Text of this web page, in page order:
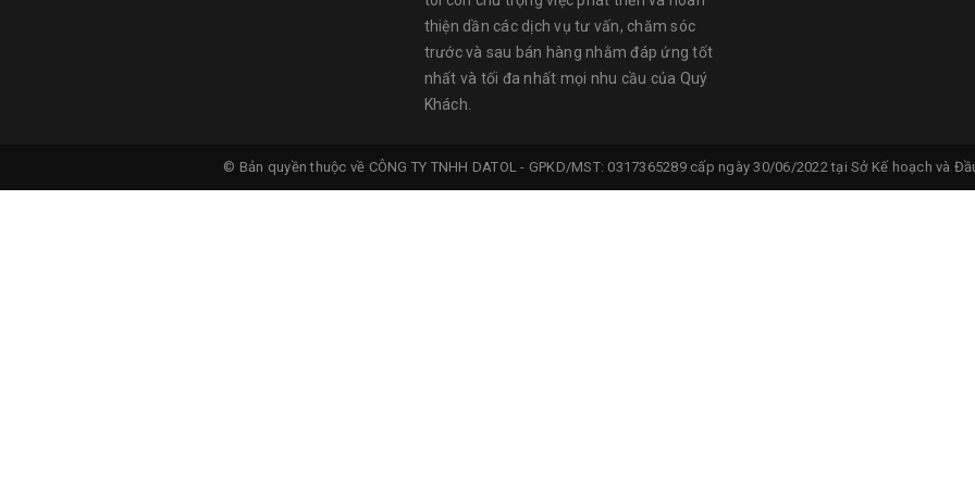
thiện dần các dịch vụ tư vấn, chăm sóc
trước và sau bán hàng nhằm đáp ứng tốt
nhất và tối đa nhất mọi nhu cầu của Quý
Khách.
© Bản quyền thuộc về CÔNG TY TNHH DATOL - GPKD/MST: 0317365289 cấp ngày 30/06/2022 tại Sở Kế hoạch và